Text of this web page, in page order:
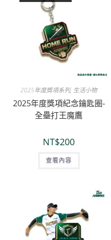
2025年度獎項系列, 生活小物
2025年度獎項紀念鑰匙圈-
全壘打王魔鷹
NT$200
查看內容